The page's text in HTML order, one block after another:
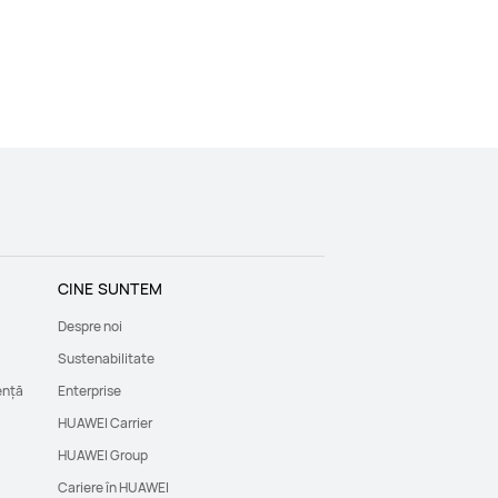
CINE SUNTEM
Despre noi
Sustenabilitate
Enterprise
HUAWEI Carrier
HUAWEI Group
Cariere în HUAWEI